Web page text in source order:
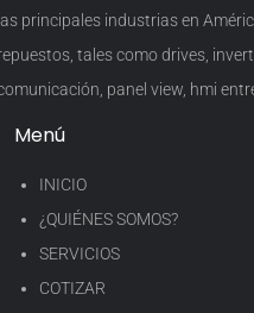
principales industrias en
tales como drives,
panel view, hmi
Menú
INICIO
¿QUIÉNES SOMOS?
SERVICIOS
COTIZAR